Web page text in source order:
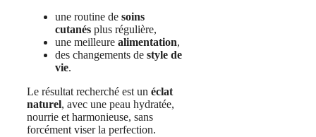
une routine de soins
cutanés plus régulière,
une meilleure alimentation,
des changements de style de
vie.
Le résultat recherché est un éclat
naturel, avec une peau hydratée,
nourrie et harmonieuse, sans
forcément viser la perfection.